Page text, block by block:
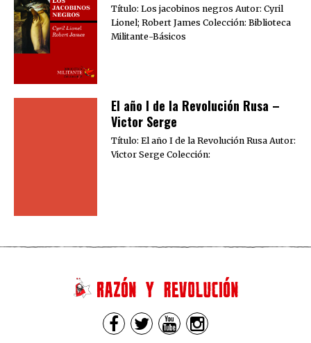
Título: Los jacobinos negros Autor: Cyril
Lionel; Robert James Colección: Biblioteca
Militante-Básicos
El año I de la Revolución Rusa –
Victor Serge
Título: El año I de la Revolución Rusa Autor:
Victor Serge Colección: